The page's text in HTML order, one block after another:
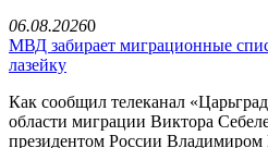
06.08.20260
МВД забирает миграционные
лазейку
Как сообщил телеканал
области миграции Виктора
президентом России